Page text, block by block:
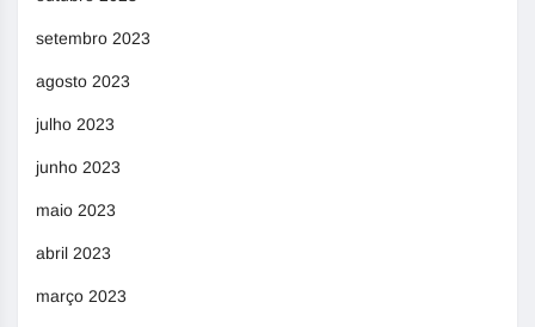
setembro 2023
agosto 2023
julho 2023
junho 2023
maio 2023
abril 2023
março 2023